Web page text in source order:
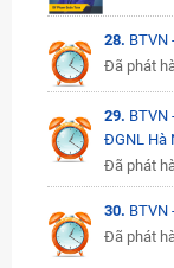
28. BTVN
Đã phát
29. BTVN
ĐGNL Hà
Đã phát
30. BTVN
Đã phát